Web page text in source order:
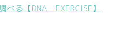
べる【DNA EXERCISE】